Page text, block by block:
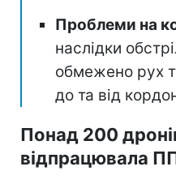
Проблеми на
наслідки
обмежено рух
до та від
Понад 200
відпрацювала